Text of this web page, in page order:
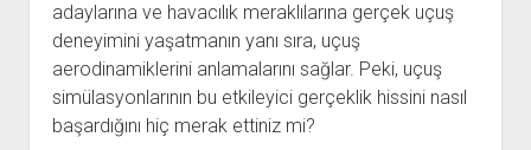
adaylarına ve havacılık meraklılarına gerçek uçuş
deneyimini yaşatmanın yanı sıra, uçuş
aerodinamiklerini anlamalarını sağlar. Peki, uçuş
simülasyonlarının bu etkileyici gerçeklik hissini nasıl
başardığını hiç merak ettiniz mi?